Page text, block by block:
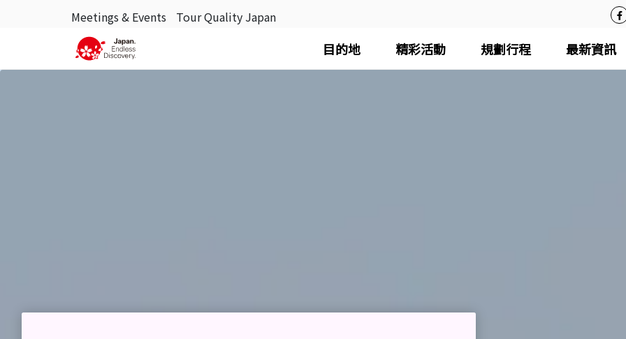
Meetings & Events Tour Quality Japan
目的地 精彩活動 規劃行程 最新資訊